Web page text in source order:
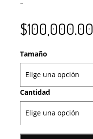
–
$100,000.00
Tamaño
Cantidad